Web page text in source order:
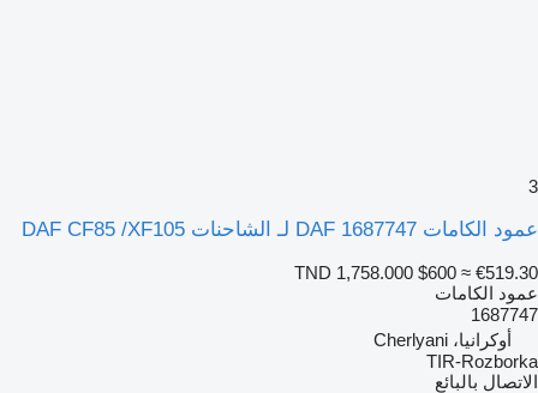
3
عمود الكامات DAF 1687747 لـ الشاحنات DAF CF85 /XF105
TND 1,758.000 $600 ≈ €519.30
عمود الكامات
1687747
أوكرانيا، Cherlyani
TIR-Rozborka
الاتصال بالبائع